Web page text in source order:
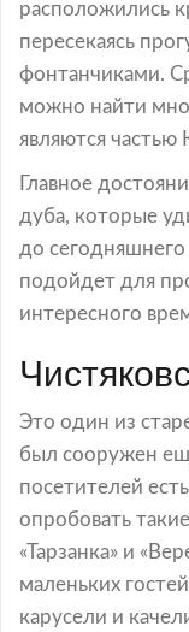
расположились
пересекаясь
фонтанчиками.
можно найти
являются частью
Главное
дуба, которые
до сегодняшнего
подойдет для
интересного
Это один из
был сооружен
посетителей
опробовать
«Тарзанка» и
маленьких
карусели и